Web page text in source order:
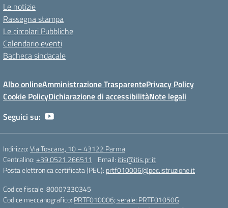
Le notizie
Rassegna stampa
Le circolari Pubbliche
Calendario eventi
Bacheca sindacale
Albo onlineAmministrazione TrasparentePrivacy Policy
Cookie PolicyDichiarazione di accessibilitàNote legali
Seguici su:
Indirizzo:Via Toscana, 10 – 43122 Parma
Centralino:+39.0521.266511 Email: itis@itis.pr.it
Posta elettronica certificata (PEC): prtf010006@pec.istruzione.it
Codice fiscale: 80007330345
Codice meccanografico: PRTF010006; serale: PRTF01050G